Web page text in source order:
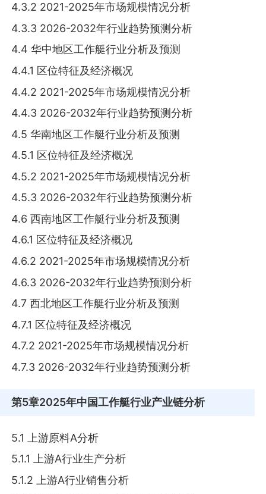
4.3.2 2021-2025年市场规模情况分析
4.3.3 2026-2032年行业趋势预测分析
4.4 华中地区工作艇行业分析及预测
4.4.1 区位特征及经济概况
4.4.2 2021-2025年市场规模情况分析
4.4.3 2026-2032年行业趋势预测分析
4.5 华南地区工作艇行业分析及预测
4.5.1 区位特征及经济概况
4.5.2 2021-2025年市场规模情况分析
4.5.3 2026-2032年行业趋势预测分析
4.6 西南地区工作艇行业分析及预测
4.6.1 区位特征及经济概况
4.6.2 2021-2025年市场规模情况分析
4.6.3 2026-2032年行业趋势预测分析
4.7 西北地区工作艇行业分析及预测
4.7.1 区位特征及经济概况
4.7.2 2021-2025年市场规模情况分析
4.7.3 2026-2032年行业趋势预测分析
第5章2025年中国工作艇行业产业链分析
5.1 上游原料A分析
5.1.1 上游A行业生产分析
5.1.2 上游A行业销售分析